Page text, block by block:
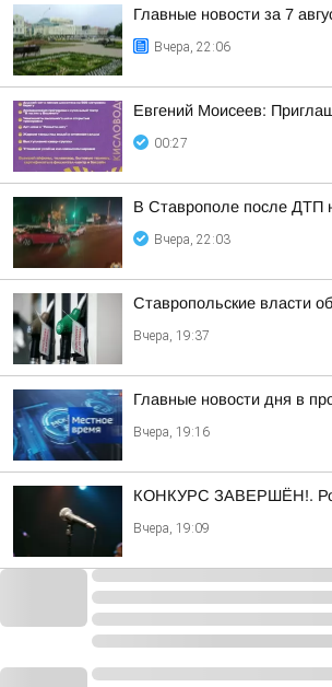
Главные новости за 7
Вчера, 22:06
Евгений Моисеев:
00:27
В Ставрополе после ДТП
Вчера, 22:03
Ставропольские власти
Вчера, 19:37
Главные новости дня в
Вчера, 19:16
КОНКУРС ЗАВЕРШЁН!.
Вчера, 19:09